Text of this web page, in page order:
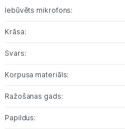
Kontakti
Iebūvēts mikrofons:
Krāsa:
Svars:
Korpusa materiāls:
Ražošanas gads:
Papildus: